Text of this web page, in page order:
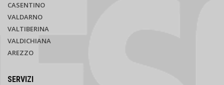
CASENTINO
VALDARNO
VALTIBERINA
VALDICHIANA
AREZZO
SERVIZI